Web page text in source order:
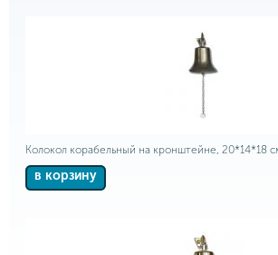
Колокол корабельный на кронштейне, 20*14*18
в корзину